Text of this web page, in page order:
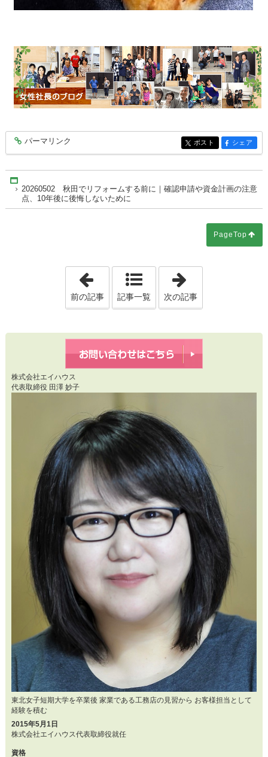
entry10452
パーマリンク entry10452
ポスト entry10452
シェア
20260502 秋田でリフォームする前に｜確認申請や資金計画の注意
点、10年後に後悔しないために
PageTop
「20260501 エイハウス21期目のスタ
前の記事 記事一覧 次の記事
株式会社エイハウス
代表取締役 田澤 妙子
東北女子短期大学を卒業後 家業である工務店の見習から お客様担当として
経験を積む
2015年5月1日
株式会社エイハウス代表取締役就任
資格